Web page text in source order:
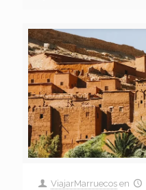
ViajarMarruecos en